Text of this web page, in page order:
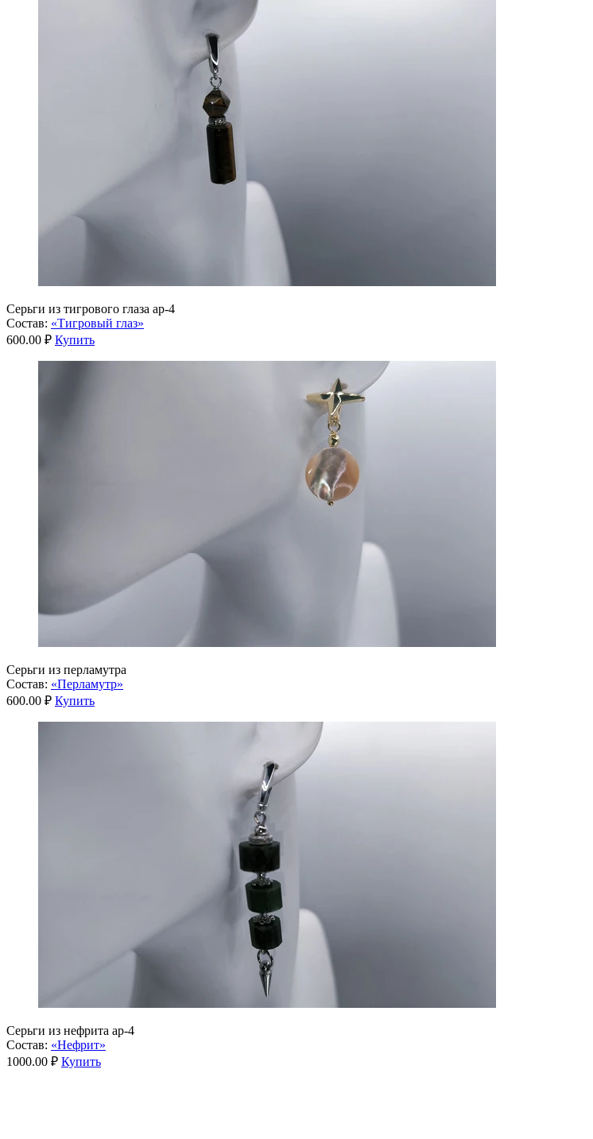
Серьги из тигрового глаза ар-4
Состав: «Тигровый глаз»
600.00 ₽ Купить
Серьги из перламутра
Состав: «Перламутр»
600.00 ₽ Купить
Серьги из нефрита ар-4
Состав: «Нефрит»
1000.00 ₽ Купить